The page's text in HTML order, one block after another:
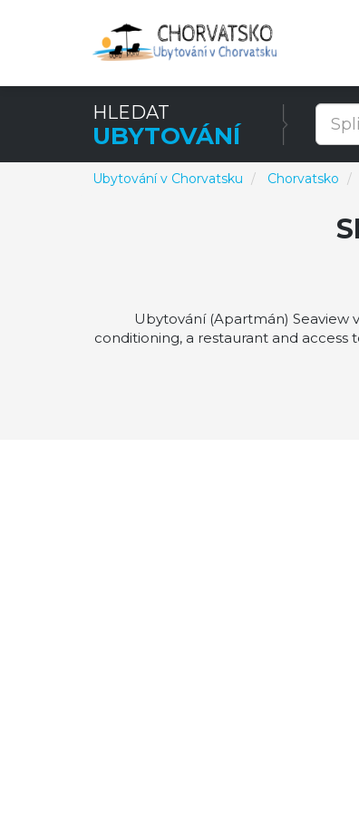
HLEDAT
UBYTOVÁNÍ
Ubytování v Chorvatsku Chorvatsko
Ubytování (Apartmán) Seaview
conditioning, a restaurant and access